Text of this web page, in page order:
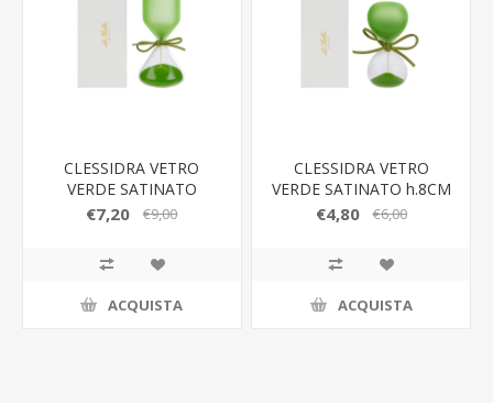
CLESSIDRA VETRO
VERDE SATINATO
h.12CM C/ASTUCCIO
€7,20 €9,00
ACQUISTA
CLESSIDRA VETRO
VERDE SATINATO h.8CM
C/ASTUCCIO
€4,80 €6,00
ACQUISTA